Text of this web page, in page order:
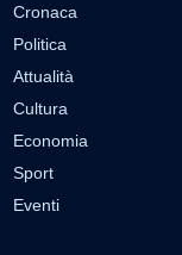
Cronaca
Politica
Attualità
Cultura
Economia
Sport
Eventi